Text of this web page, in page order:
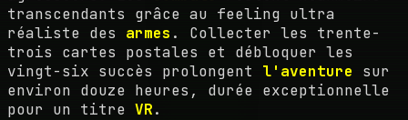
transcendants grâce au feeling ultra
réaliste des armes . Collecter les trente-
trois cartes postales et débloquer les
vingt-six succès prolongent l'aventure sur
environ douze heures, durée exceptionnelle
pour un titre VR.